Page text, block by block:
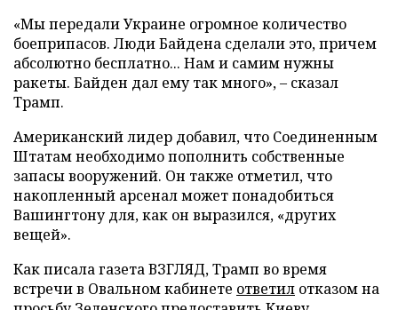
«Мы передали Украине огромное количество
боеприпасов. Люди Байдена сделали это, причем
абсолютно бесплатно... Нам и самим нужны
ракеты. Байден дал ему так много», – сказал
Трамп.
Американский лидер добавил, что Соединенным
Штатам необходимо пополнить собственные
запасы вооружений. Он также отметил, что
накопленный арсенал может понадобиться
Вашингтону для, как он выразился, «других
вещей».
Как писала газета ВЗГЛЯД, Трамп во время
встречи в Овальном кабинете ответил отказом на